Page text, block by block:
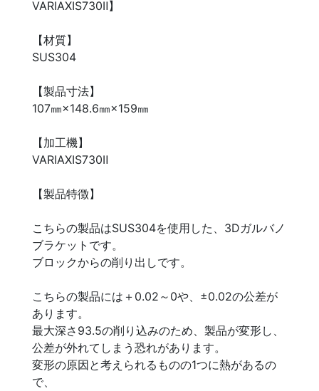
VARIAXIS730Ⅱ】
【材質】
SUS304
【製品寸法】
107㎜×148.6㎜×159㎜
【加工機】
VARIAXIS730Ⅱ
【製品特徴】
こちらの製品はSUS304を使用した、3Dガルバノ
ブラケットです。
ブロックからの削り出しです。
こちらの製品には＋0.02～0や、±0.02の公差が
あります。
最大深さ93.5の削り込みのため、製品が変形し、
公差が外れてしまう恐れがあります。
変形の原因と考えられるものの1つに熱があるの
で、